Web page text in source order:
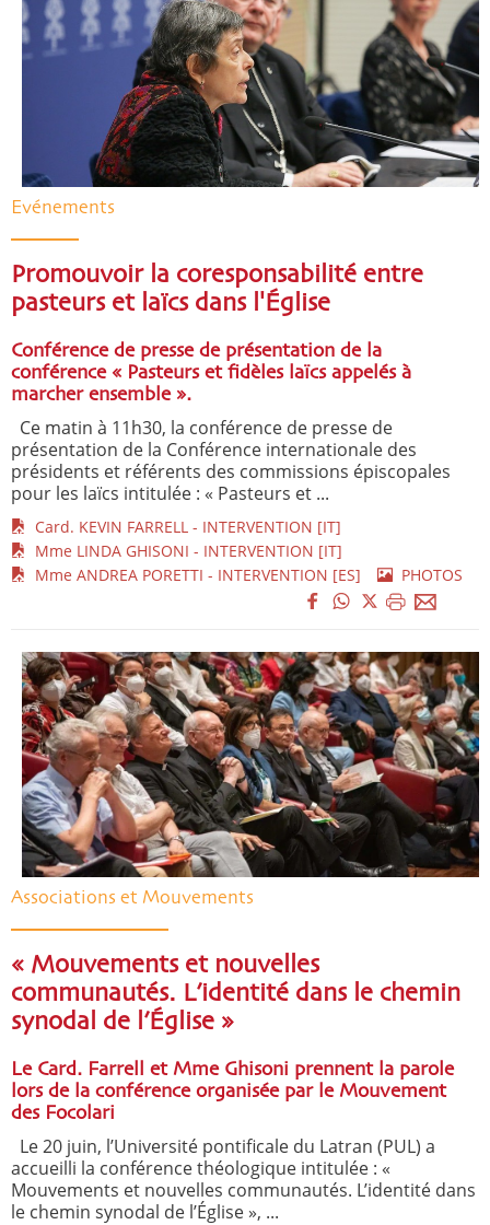
Evénements
Promouvoir la coresponsabilité entre
pasteurs et laïcs dans l'Église
Conférence de presse de présentation de la
conférence « Pasteurs et fidèles laïcs appelés à
marcher ensemble ».
Ce matin à 11h30, la conférence de presse de
présentation de la Conférence internationale des
présidents et référents des commissions épiscopales
pour les laïcs intitulée : « Pasteurs et ...
Card. KEVIN FARRELL - INTERVENTION [IT]
Mme LINDA GHISONI - INTERVENTION [IT]
Mme ANDREA PORETTI - INTERVENTION [ES]
PHOTOS
Associations et Mouvements
« Mouvements et nouvelles
communautés. L’identité dans le chemin
synodal de l’Église »
Le Card. Farrell et Mme Ghisoni prennent la parole
lors de la conférence organisée par le Mouvement
des Focolari
Le 20 juin, l’Université pontificale du Latran (PUL) a
accueilli la conférence théologique intitulée : «
Mouvements et nouvelles communautés. L’identité dans
le chemin synodal de l’Église », ...